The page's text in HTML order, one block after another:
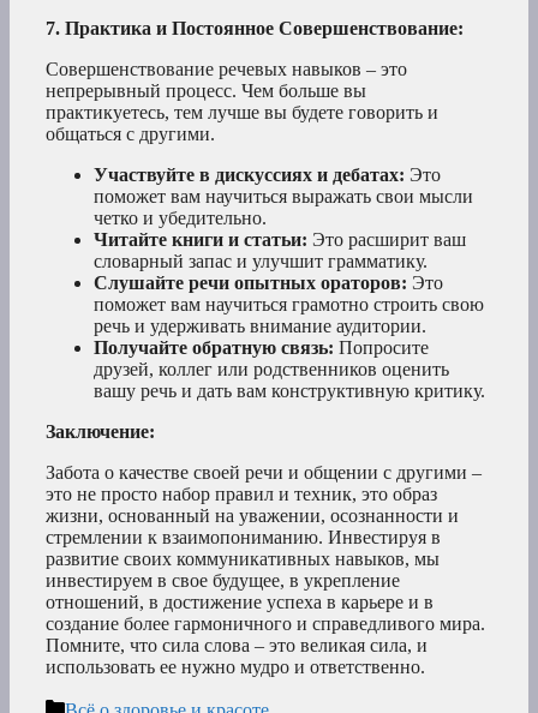
7. Практика и Постоянное Совершенствование:
Совершенствование речевых навыков – это
непрерывный процесс. Чем больше вы
практикуетесь, тем лучше вы будете говорить и
общаться с другими.
Участвуйте в дискуссиях и дебатах: Это
поможет вам научиться выражать свои мысли
четко и убедительно.
Читайте книги и статьи: Это расширит ваш
словарный запас и улучшит грамматику.
Слушайте речи опытных ораторов: Это
поможет вам научиться грамотно строить свою
речь и удерживать внимание аудитории.
Получайте обратную связь: Попросите
друзей, коллег или родственников оценить
вашу речь и дать вам конструктивную критику.
Заключение:
Забота о качестве своей речи и общении с другими –
это не просто набор правил и техник, это образ
жизни, основанный на уважении, осознанности и
стремлении к взаимопониманию. Инвестируя в
развитие своих коммуникативных навыков, мы
инвестируем в свое будущее, в укрепление
отношений, в достижение успеха в карьере и в
создание более гармоничного и справедливого мира.
Помните, что сила слова – это великая сила, и
использовать ее нужно мудро и ответственно.
Рубрики